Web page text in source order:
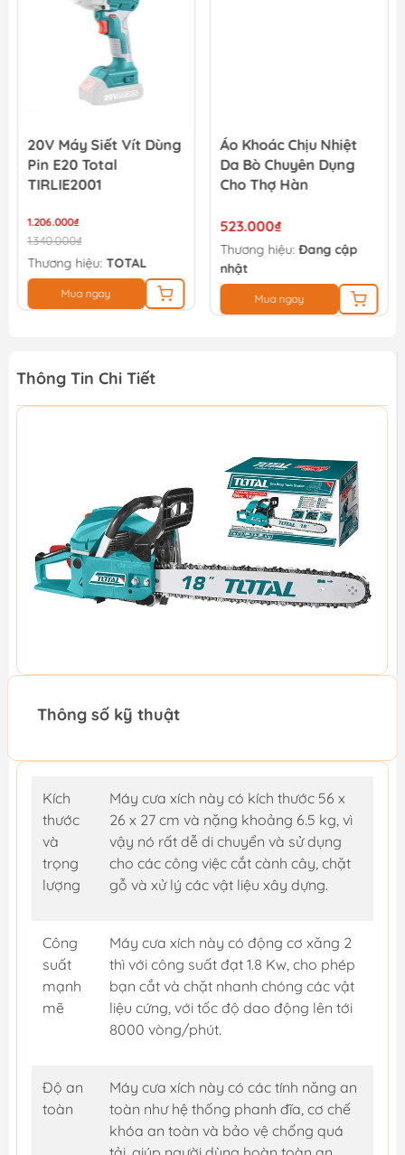
20V Máy Siết Vít Dùng
Pin E20 Total
TIRLIE2001
1.206.000₫
1.340.000₫
Thương hiệu: TOTAL
Mua ngay
Áo Khoác Chịu Nhiệt
Da Bò Chuyên Dụng
Cho Thợ Hàn
523.000₫
Thương hiệu:Đang cập
nhật
Mua ngay
Thông Tin Chi Tiết
Thông số kỹ thuật
Kích
thước
và
trọng
lượng
Máy cưa xích này có kích thước 56 x
26 x 27 cm và nặng khoảng 6.5 kg, vì
vậy nó rất dễ di chuyển và sử dụng
cho các công việc cắt cành cây, chặt
gỗ và xử lý các vật liệu xây dựng.
Công
suất
mạnh
mẽ
Máy cưa xích này có động cơ xăng 2
thì với công suất đạt 1.8 Kw, cho phép
bạn cắt và chặt nhanh chóng các vật
liệu cứng, với tốc độ dao động lên tới
8000 vòng/phút.
Độ an
toàn
Máy cưa xích này có các tính năng an
toàn như hệ thống phanh đĩa, cơ chế
khóa an toàn và bảo vệ chống quá